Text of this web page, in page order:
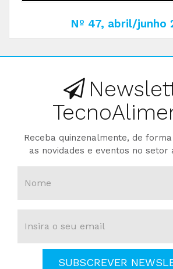
Nº 47, abril/junho
Receba quinzenalmente, de
as novidades e eventos no setor
SUBSCREVER